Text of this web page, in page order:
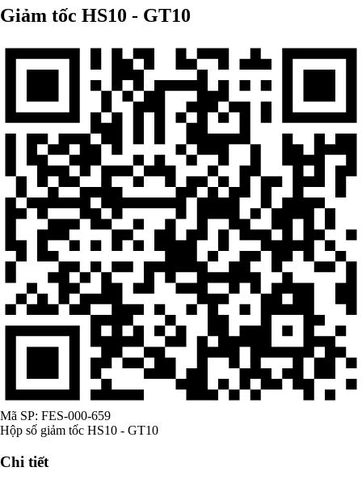
Giảm tốc HS10 - GT10
Mã SP: FES-000-659
Hộp số giảm tốc HS10 - GT10
Chi tiết